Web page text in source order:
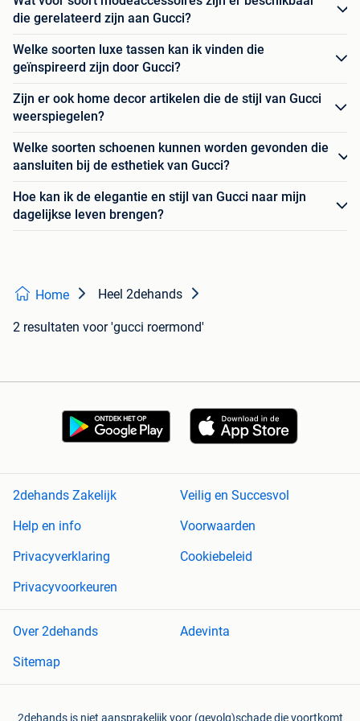
die gerelateerd zijn aan Gucci?
Welke soorten luxe tassen kan ik vinden die
geïnspireerd zijn door Gucci?
Zijn er ook home decor artikelen die de stijl van Gucci
weerspiegelen?
Welke soorten schoenen kunnen worden gevonden die
aansluiten bij de esthetiek van Gucci?
Hoe kan ik de elegantie en stijl van Gucci naar mijn
dagelijkse leven brengen?
Home Heel 2dehands
2 resultaten voor 'gucci roermond'
2dehands Zakelijk
Veilig en Succesvol
Help en info
Voorwaarden
Privacyverklaring
Cookiebeleid
Privacyvoorkeuren
Over 2dehands
Adevinta
Sitemap
2dehands is niet aansprakelijk voor (gevolg)schade die voortkomt